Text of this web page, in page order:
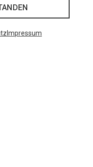
Impressum